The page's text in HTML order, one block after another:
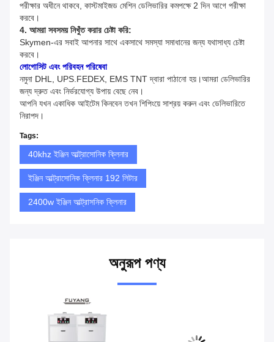
পরীক্ষার অধীনে থাকবে, কাস্টমাইজড মেশিন ডেলিভারির কমপক্ষে 2 দিন আগে পরীক্ষা
করবে।
4. আমরা সবসময় নিখুঁত করার চেষ্টা করি:
Skymen-এর সবাই আপনার সাথে একসাথে সমস্যা সমাধানের জন্য যথাসাধ্য চেষ্টা
করবে।
লোগোসিট এবং পরিবহন পরিষেবা
নমুনা DHL, UPS.FEDEX, EMS TNT দ্বারা পাঠানো হয়।আমরা ডেলিভারির
জন্য দ্রুত এবং নির্ভরযোগ্য উপায় বেছে নেব।
আপনি যখন একাধিক আইটেম কিনবেন তখন শিপিংয়ে সাশ্রয় করুন এবং ডেলিভারিতে
নিরাপদ।
Tags:
40khz ইঞ্জিন আল্ট্রাসোনিক ক্লিনার
ইঞ্জিন আল্ট্রাসোনিক ক্লিনার 192 লিটার
2400w ইঞ্জিন আল্ট্রাসনিক ক্লিনার
অনুরূপ পণ্য